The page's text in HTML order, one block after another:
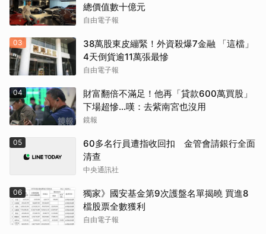
總價值數十億元
自由電子報
03
38萬股東皮繃緊！外資殺爆7金融 「這檔」
4天倒貨逾11萬張最慘
自由電子報
04
財富翻倍不滿足！他再「貸款600萬買股」
下場超慘...嘆：去紫南宮也沒用
鏡報
05
60多名行員遭指收回扣 金管會請銀行全面
清查
中央通訊社
06
獨家》國安基金第9次護盤名單揭曉 買進8
檔股票全數獲利
自由電子報